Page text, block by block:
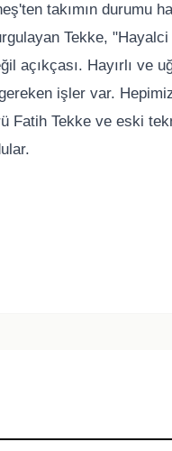
takımın durumu
Tekke,
açıkçası. Hayırlı ve
işler var. Hepimiz
Fatih Tekke ve eski